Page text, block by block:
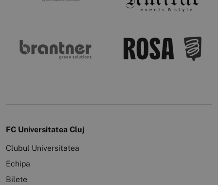
FC Universitatea Cluj
Clubul Universitatea
Echipa
Bilete